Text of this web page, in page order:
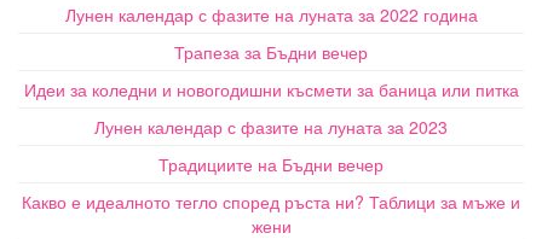
Лунен календар с фазите на луната за 2022 година
Трапеза за Бъдни вечер
Идеи за коледни и новогодишни късмети за баница или питка
Лунен календар с фазите на луната за 2023
Традициите на Бъдни вечер
Какво е идеалното тегло според ръста ни? Таблици за мъже и
жени